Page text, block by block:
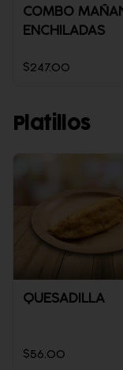
COMBO
ENCHILADAS
$247.00
Platillos
QUESADILLA
$56.00